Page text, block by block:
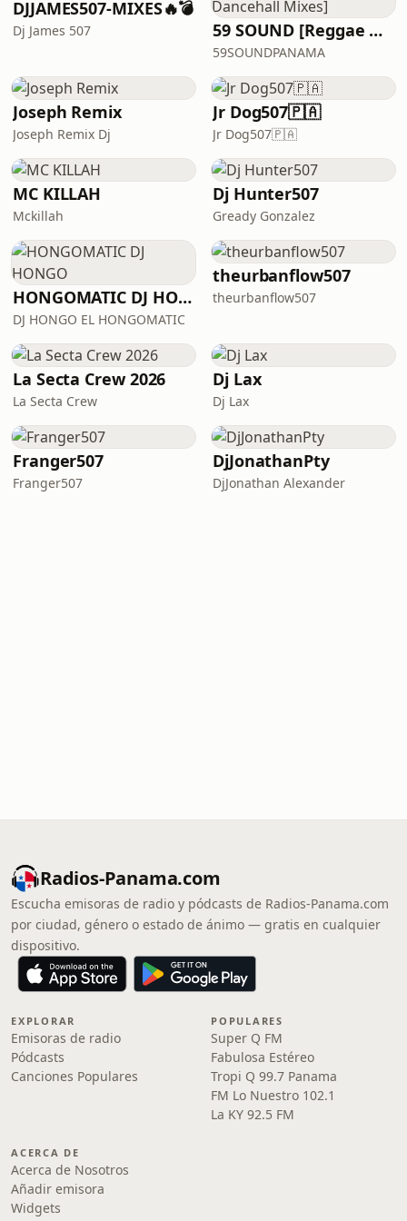
las niñas—, invitándolas a soñar e
imaginarse como futuras
científicas.Esta producción sonora ha
sido apoyada por el Centro Cultural
de España e
DJJAMES507-MIXES🔥💣
Dj James 507 59 SOUND [Reggae Dancehall Mixes]
59SOUNDPANAMA
Joseph Remix
Joseph Remix Dj
Jr Dog507🇵🇦
Jr Dog507🇵🇦
MC KILLAH
Mckillah
Dj Hunter507
Gready Gonzalez
HONGOMATIC DJ HONGO
DJ HONGO EL HONGOMATIC
theurbanflow507
theurbanflow507
La Secta Crew 2026
La Secta Crew
Dj Lax
Dj Lax
Franger507
Franger507
DjJonathanPty
DjJonathan Alexander
Radios-Panama.com
Escucha emisoras de radio y pódcasts de Radios-Panama.com
por ciudad, género o estado de ánimo — gratis en cualquier
dispositivo.
EXPLORAR
Emisoras de radio
Pódcasts
Canciones Populares
POPULARES
Super Q FM
Fabulosa Estéreo
Tropi Q 99.7 Panama
FM Lo Nuestro 102.1
La KY 92.5 FM
ACERCA DE
Acerca de Nosotros
Añadir emisora
Widgets